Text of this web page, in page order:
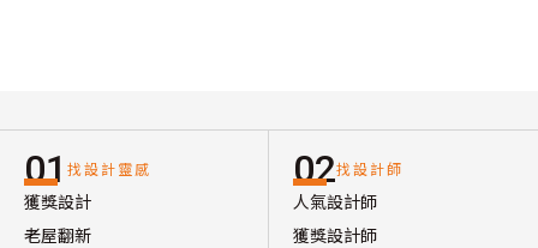
01 找設計靈感
獲獎設計
老屋翻新
02找設計師
人氣設計師
獲獎設計師